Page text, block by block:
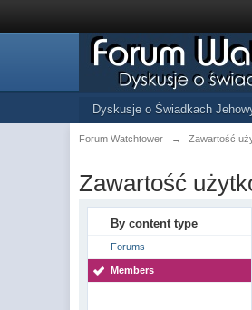
Dyskusje o Świadkach
Forum Watchtower → Zawartość
Zawartość
By content type
Forums
Members